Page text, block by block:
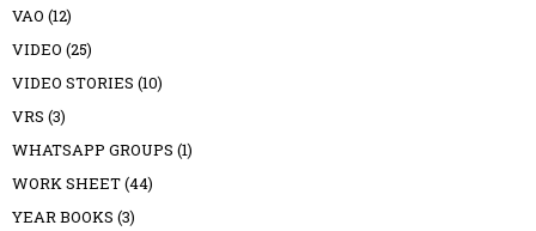
VAO (12)
VIDEO (25)
VIDEO STORIES (10)
VRS (3)
WHATSAPP GROUPS (1)
WORK SHEET(44)
YEAR BOOKS (3)